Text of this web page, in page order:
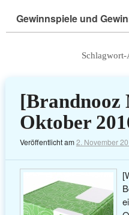
Gewinnspiele und
[Brandnooz
Oktober
Veröffentlicht am2. November